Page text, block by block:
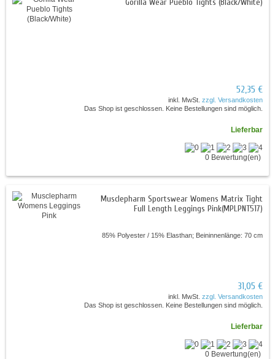
Gorilla Wear Pueblo Tights (Black/White)
52,35 €
inkl. MwSt. zzgl. Versandkosten
Das Shop ist geschlossen. Keine Bestellungen sind möglich.
Lieferbar
0 Bewertung(en)
Musclepharm Sportswear Womens Matrix Tight
Full Length Leggings Pink(MPLPNT517)
85% Polyester / 15% Elasthan; Beininnenlänge: 70 cm
31,05 €
inkl. MwSt. zzgl. Versandkosten
Das Shop ist geschlossen. Keine Bestellungen sind möglich.
Lieferbar
0 Bewertung(en)